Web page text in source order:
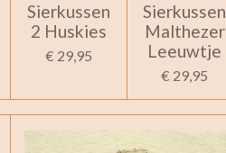
Sierkussen
2 Huskies
€ 29,95
Sierkussen
Malthezer
Leeuwtje
€ 29,95